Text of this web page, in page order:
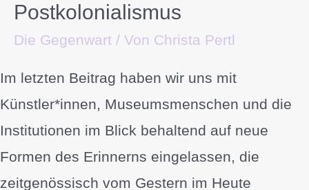
Postkolonialismus
Die Gegenwart / Von Christa Pertl
Im letzten Beitrag haben wir uns mit
Künstler*innen, Museumsmenschen und die
Institutionen im Blick behaltend auf neue
Formen des Erinnerns eingelassen, die
zeitgenössisch vom Gestern im Heute